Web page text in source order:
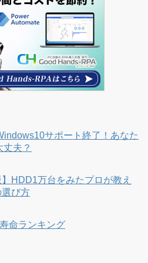
サポート終了！あなた
夫？
】HDD1万台をみたプロが教え
び方
命ランキング